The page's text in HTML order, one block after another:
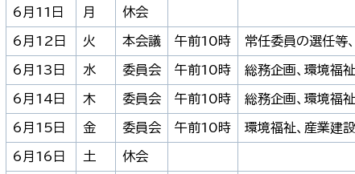
6月11日 月 休会
6月12日 火 本会議 午前10時 常任委員の選任等
6月13日 水 委員会 午前10時 総務企画、環境福祉
6月14日 木 委員会 午前10時 総務企画、環境福
6月15日 金 委員会 午前10時 環境福祉、産業建
6月16日 土 休会